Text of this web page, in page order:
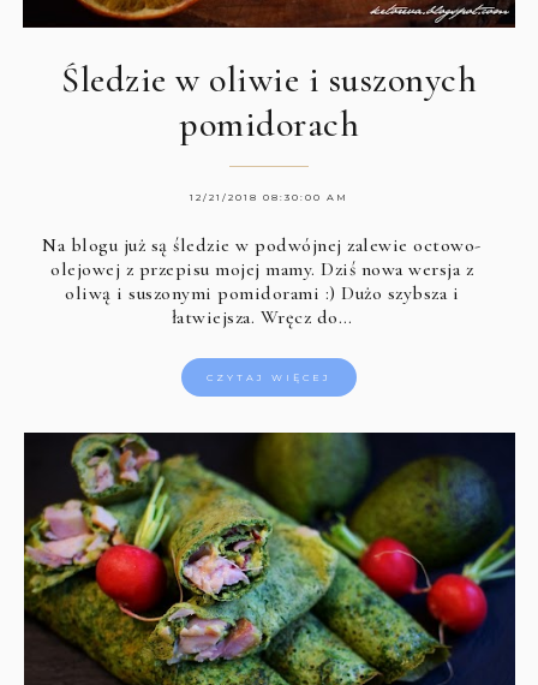
Śledzie w oliwie i suszonych
pomidorach
12/21/2018 08:30:00 AM
Na blogu już są śledzie w podwójnej zalewie octowo-
olejowej z przepisu mojej mamy. Dziś nowa wersja z
oliwą i suszonymi pomidorami :) Dużo szybsza i
łatwiejsza. Wręcz do…
CZYTAJ WIĘCEJ